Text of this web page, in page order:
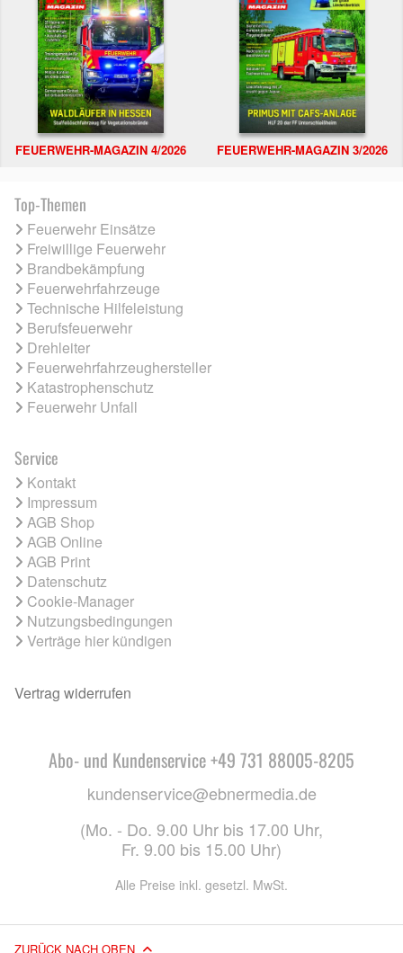
FEUERWEHR-MAGAZIN 4/2026 FEUERWEHR-MAGAZIN 3/2026
Top-Themen
Feuerwehr Einsätze
Freiwillige Feuerwehr
Brandbekämpfung
Feuerwehrfahrzeuge
Technische Hilfeleistung
Berufsfeuerwehr
Drehleiter
Feuerwehrfahrzeughersteller
Katastrophenschutz
Feuerwehr Unfall
Service
Kontakt
Impressum
AGB Shop
AGB Online
AGB Print
Datenschutz
Cookie-Manager
Nutzungsbedingungen
Verträge hier kündigen
Vertrag widerrufen
Abo- und Kundenservice +49 731 88005-8205
kundenservice@ebnermedia.de
(Mo. - Do. 9.00 Uhr bis 17.00 Uhr,
Fr. 9.00 bis 15.00 Uhr)
Alle Preise inkl. gesetzl. MwSt.
ZURÜCK NACH OBEN